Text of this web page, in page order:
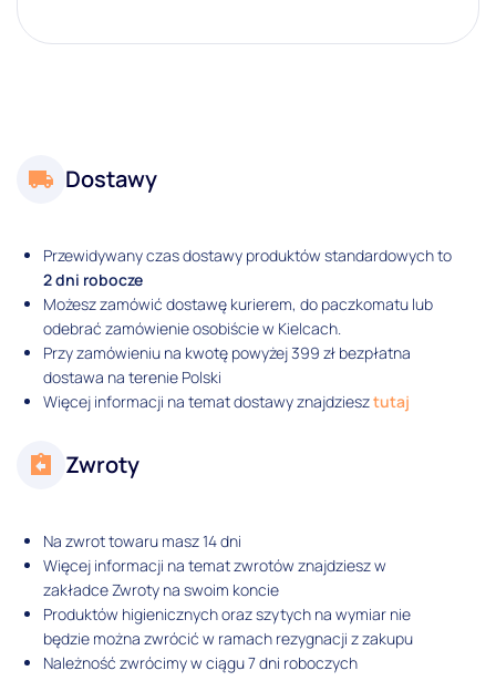
Dostawy
Przewidywany czas dostawy produktów standardowych to
2 dni robocze
Możesz zamówić dostawę kurierem, do paczkomatu lub
odebrać zamówienie osobiście w Kielcach.
Przy zamówieniu na kwotę powyżej 399 zł bezpłatna
dostawa na terenie Polski
Więcej informacji na temat dostawy znajdziesztutaj
Zwroty
Na zwrot towaru masz 14 dni
Więcej informacji na temat zwrotów znajdziesz w
zakładce Zwroty na swoim koncie
Produktów higienicznych oraz szytych na wymiar nie
będzie można zwrócić w ramach rezygnacji z zakupu
Należność zwrócimy w ciągu 7 dni roboczych